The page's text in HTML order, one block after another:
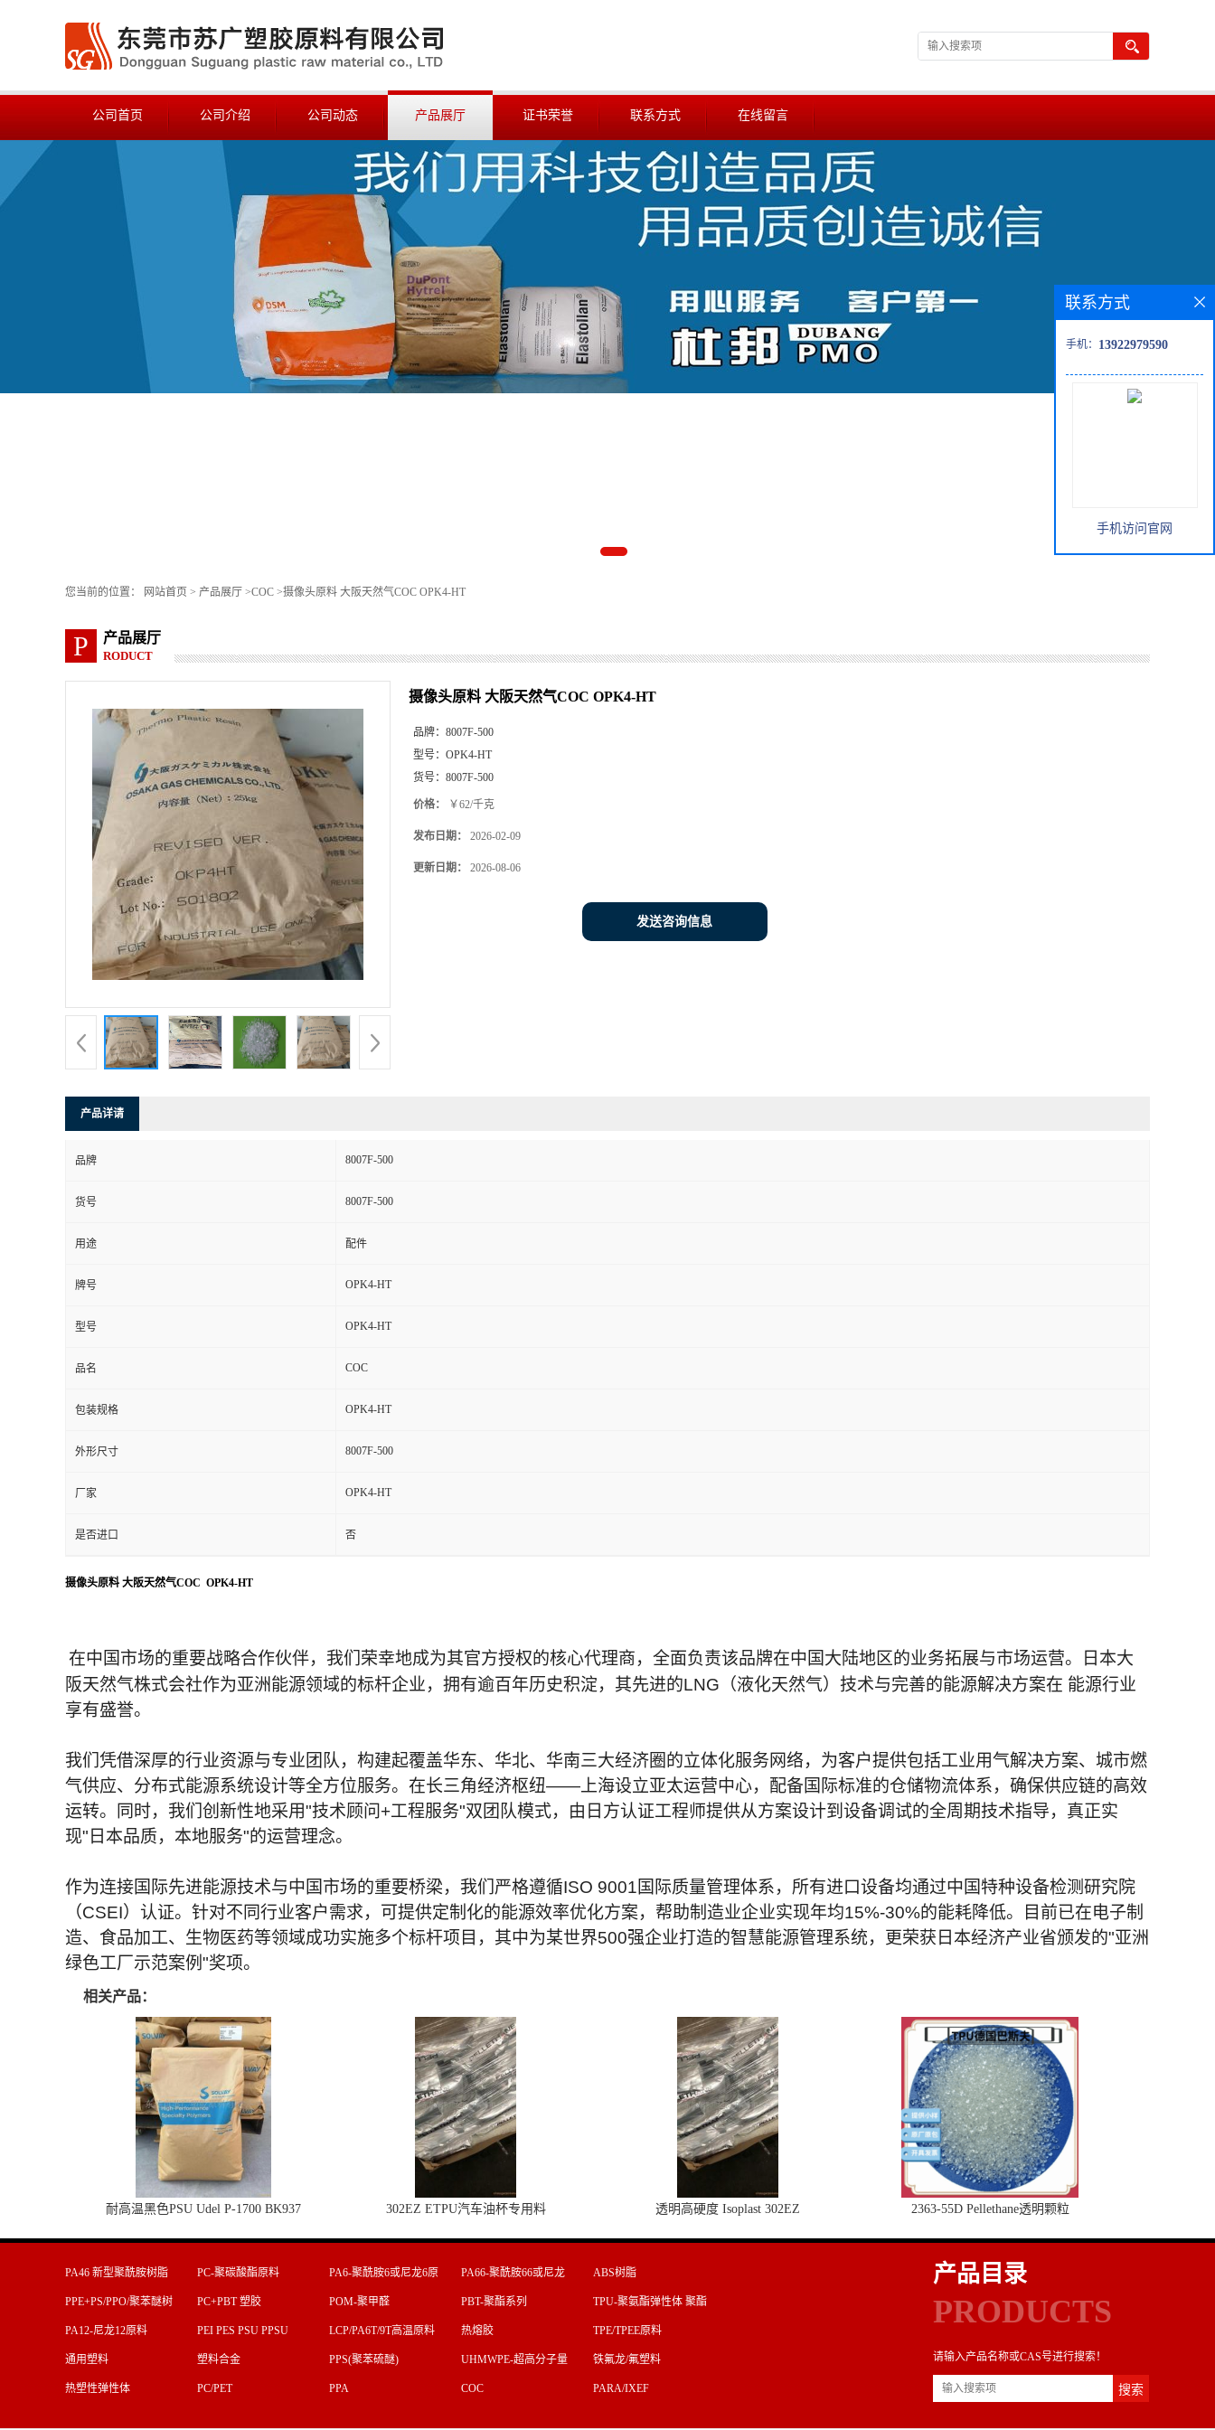
公司首页 公司介绍 公司动态 产品展厅 证书荣誉 联系方式 在线留言
您当前的位置： 网站首页 > 产品展厅 >COC >摄像头原料 大阪天然气COC OPK4-HT
P 产品展厅
RODUCT
摄像头原料 大阪天然气COC OPK4-HT
品牌： 8007F-500
型号： OPK4-HT
货号： 8007F-500
价格： ￥62/千克
发布日期： 2026-02-09
更新日期： 2026-08-06
发送咨询信息
产品详请
品牌 8007F-500
货号 8007F-500
用途 配件
牌号 OPK4-HT
型号 OPK4-HT
品名 COC
包装规格 OPK4-HT
外形尺寸 8007F-500
厂家 OPK4-HT
是否进口 否
摄像头原料 大阪天然气COC OPK4-HT
在中国市场的重要战略合作伙伴，我们荣幸地成为其官方授权的核心代理商，全面负责该品牌在中国大陆地区的业务拓展与市场运营。日本大
阪天然气株式会社作为亚洲能源领域的标杆企业，拥有逾百年历史积淀，其先进的LNG（液化天然气）技术与完善的能源解决方案在 能源行业
享有盛誉。
我们凭借深厚的行业资源与专业团队，构建起覆盖华东、华北、华南三大经济圈的立体化服务网络，为客户提供包括工业用气解决方案、城市燃
气供应、分布式能源系统设计等全方位服务。在长三角经济枢纽——上海设立亚太运营中心，配备国际标准的仓储物流体系，确保供应链的高效
运转。同时，我们创新性地采用"技术顾问+工程服务"双团队模式，由日方认证工程师提供从方案设计到设备调试的全周期技术指导，真正实
现"日本品质，本地服务"的运营理念。
作为连接国际先进能源技术与中国市场的重要桥梁，我们严格遵循ISO 9001国际质量管理体系，所有进口设备均通过中国特种设备检测研究院
（CSEI）认证。针对不同行业客户需求，可提供定制化的能源效率优化方案，帮助制造业企业实现年均15%-30%的能耗降低。目前已在电子制
造、食品加工、生物医药等领域成功实施多个标杆项目，其中为某世界500强企业打造的智慧能源管理系统，更荣获日本经济产业省颁发的"亚洲
绿色工厂示范案例"奖项。
相关产品：
耐高温黑色PSU Udel P-1700 BK937 302EZ ETPU汽车油杯专用料 透明高硬度 Isoplast 302EZ 2363-55D Pellethane透明颗粒
联系方式
手机： 13922979590
手机访问官网
PA46 新型聚酰胺树脂 PC-聚碳酸酯原料
PA6-聚酰胺6或尼龙6原
料
PA66-聚酰胺66或尼龙
66原料
ABS树脂
PPE+PS/PPO/聚苯醚树
脂
PC+PBT 塑胶 POM-聚甲醛 PBT-聚酯系列
TPU-聚氨酯弹性体 聚酯
型 聚醚
PA12-尼龙12原料 PEI PES PSU PPSU LCP/PA6T/9T高温原料 热熔胶 TPE/TPEE原料
通用塑料 塑料合金 PPS(聚苯硫醚)
UHMWPE-超高分子量
聚乙烯
铁氟龙/氟塑料
热塑性弹性体 PC/PET PPA COC PARA/IXEF
产品目录
PRODUCTS
请输入产品名称或CAS号进行搜索！